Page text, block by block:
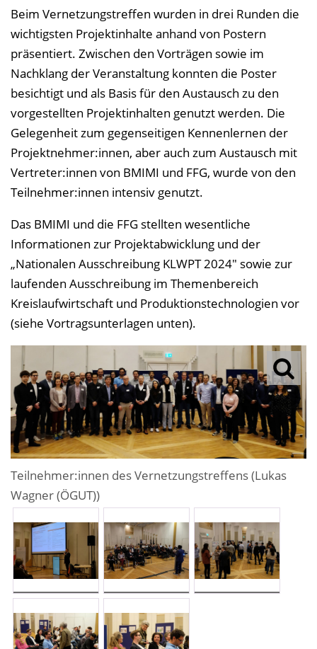
Beim Vernetzungstreffen wurden in drei Runden die
wichtigsten Projektinhalte anhand von Postern
präsentiert. Zwischen den Vorträgen sowie im
Nachklang der Veranstaltung konnten die Poster
besichtigt und als Basis für den Austausch zu den
vorgestellten Projektinhalten genutzt werden. Die
Gelegenheit zum gegenseitigen Kennenlernen der
Projektnehmer:innen, aber auch zum Austausch mit
Vertreter:innen von BMIMI und FFG, wurde von den
Teilnehmer:innen intensiv genutzt.
Das BMIMI und die FFG stellten wesentliche
Informationen zur Projektabwicklung und der
„Nationalen Ausschreibung KLWPT 2024" sowie zur
laufenden Ausschreibung im Themenbereich
Kreislaufwirtschaft und Produktionstechnologien vor
(siehe Vortragsunterlagen unten).
Teilnehmer:innen des Vernetzungstreffens (Lukas
Wagner (ÖGUT))